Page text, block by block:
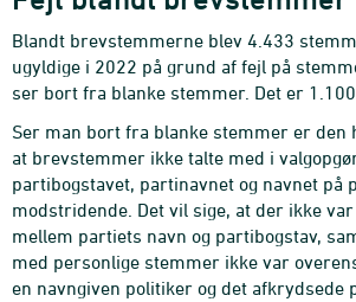
Blandt brevstemmerne blev 4.433
ugyldige i 2022 på grund af fejl på
ser bort fra blanke stemmer. Det er
Ser man bort fra blanke stemmer er den
at brevstemmer ikke talte med i
partibogstavet, partinavnet og navnet på
modstridende. Det vil sige, at der ikke
mellem partiets navn og partibogstav,
med personlige stemmer ikke var
en navngiven politiker og det afkrydsede